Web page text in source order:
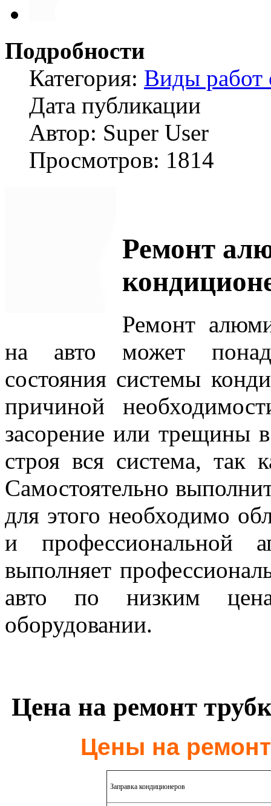
Подробности
Категория: Виды работ
Дата публикации
Автор: Super User
Просмотров: 1814
Ремонт
Ремонт
на авто может
состояния системы
причиной
засорение или трещины
строя вся система, так
Самостоятельно
для этого необходимо
и профессиональной
выполняет
авто по низким
оборудовании.
Цена на ремонт
Цены на
Заправка кондиционеров